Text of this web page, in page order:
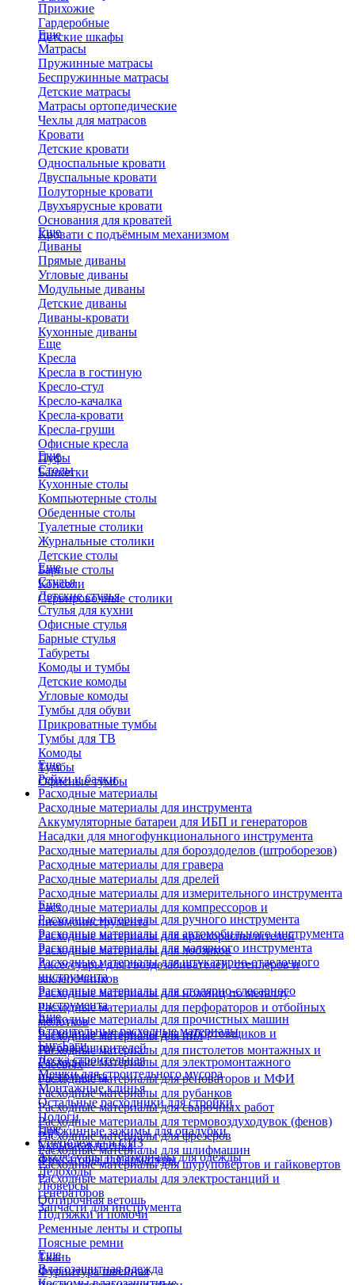
Прихожие
Гардеробные
Детские шкафы
Еще
Матрасы
Пружинные матрасы
Беспружинные матрасы
Детские матрасы
Матрасы ортопедические
Чехлы для матрасов
Кровати
Детские кровати
Односпальные кровати
Двуспальные кровати
Полуторные кровати
Двухъярусные кровати
Основания для кроватей
Кровати с подъёмным механизмом
Еще
Диваны
Прямые диваны
Угловые диваны
Модульные диваны
Детские диваны
Диваны-кровати
Кухонные диваны
Еще
Кресла
Кресла в гостиную
Кресло-стул
Кресло-качалка
Кресла-кровати
Кресла-груши
Офисные кресла
Пуфы
Банкетки
Еще
Столы
Кухонные столы
Компьютерные столы
Обеденные столы
Туалетные столики
Журнальные столики
​Детские столы
Барные столы
Консоли
Сервировочные столики
Еще
Стулья
Детские стулья
Стулья для кухни
Офисные стулья
Барные стулья
Табуреты
Комоды и тумбы
Детские комоды
Угловые комоды
Тумбы для обуви
Прикроватные тумбы
Тумбы для ТВ
Комоды
Тумбы
Офисные тумбы
Еще
Рейки и балки
Расходные материалы
Расходные материалы для инструмента
Аккумуляторные батареи для ИБП и генераторов
Насадки для многофункционального инструмента
Расходные материалы для бороздоделов (штроборезов)
Расходные материалы для гравера
Расходные материалы для дрелей
Расходные материалы для измерительного инструмента
Расходные материалы для компрессоров и
пневмоинструмента
Расходные материалы для краскораспылителей
Расходные материалы для лобзиков
Аксессуары для гвоздезабивателей, степлеров и
заклепочников
Расходные материалы для ножниц по металлу
Расходные материалы для перфораторов и отбойных
молотков
Расходные материалы для пил
Расходные материалы для пистолетов монтажных и
клеевых
Расходные материалы для реноваторов и МФИ
Расходные материалы для рубанков
Расходные материалы для сварочных работ
Расходные материалы для термовоздуходувок (фенов)
Расходные материалы для фрезеров
Расходные материалы для шлифмашин
Расходные материалы для шуруповертов и гайковертов
Расходные материалы для электростанций и
генераторов
Запчасти для инструмента
Еще
Расходные материалы для ручного инструмента
Расходные материалы для автомобильного инструмента
Расходные материалы для малярного инструмента
Расходные материалы для штукатурно-отделочного
инструмента
Расходные материалы для столярно-слесарного
инструмента
Расходные материалы для прочистных машин
Расходные материалы для отбортовщиков и
труборасширителей
Расходные материалы для электромонтажного
инструмента
Еще
Строительные расходные материалы
Биг-Бэги
Леска строительная
Мешки для строительного мусора
Монтажные клинья
Остальные расходники для стройки
Пологи
Пружинные зажимы для опалубки
Укрывная пленка
Фиксаторы для арматуры
Еще
Спецодежда и СИЗ
Аксессуары и материалы для одежды
Ледоходы
Люверсы
Обтирочная ветошь
Подтяжки и помочи
Ременные ленты и стропы
Поясные ремни
Ткань
Фурнитура швейная
Еще
Влагозащитная одежда